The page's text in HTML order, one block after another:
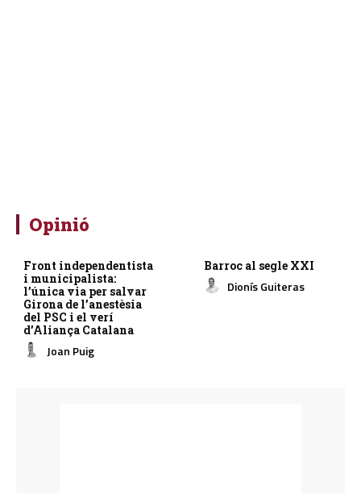
Opinió
Front independentista
i municipalista:
l’única via per salvar
Girona de l’anestèsia
del PSC i el verí
d’Aliança Catalana
Joan Puig
Barroc al segle XXI
Dionís Guiteras